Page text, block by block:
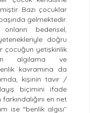
Bazı çocuklar
gelmektedir.
bedensel,
doğru
çocuğun yetişkinlik
algılama ve
kavramına da
kişinin tavır /
biçimini ifade
en net
ise “benlik algısı”